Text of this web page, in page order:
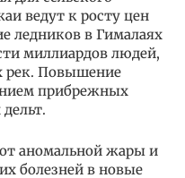
ведут к росту цен
ледников в Гималаях
миллиардов людей,
рек. Повышение
прибрежных
от аномальной жары и
болезней в новые